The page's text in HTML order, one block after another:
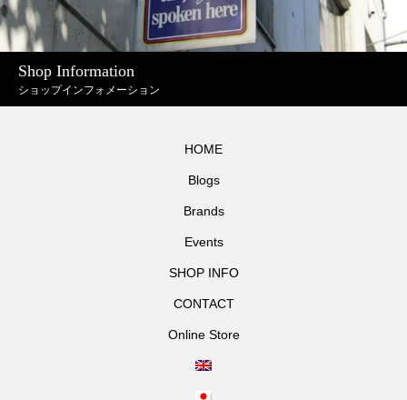
Shop Information
ショップインフォメーション
HOME
Blogs
Brands
Events
SHOP INFO
CONTACT
Online Store